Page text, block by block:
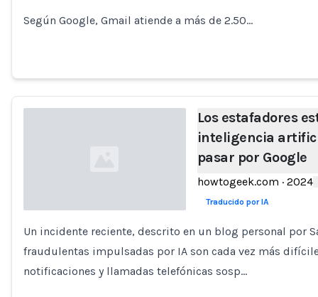
Según Google, Gmail atiende a más de 2.50…
Los estafadores
inteligencia
pasar por Google
howtogeek.com · 2024
Traducido por IA
Un incidente reciente, descrito en un blog personal por
fraudulentas impulsadas por IA son cada vez más
notificaciones y llamadas telefónicas sosp…